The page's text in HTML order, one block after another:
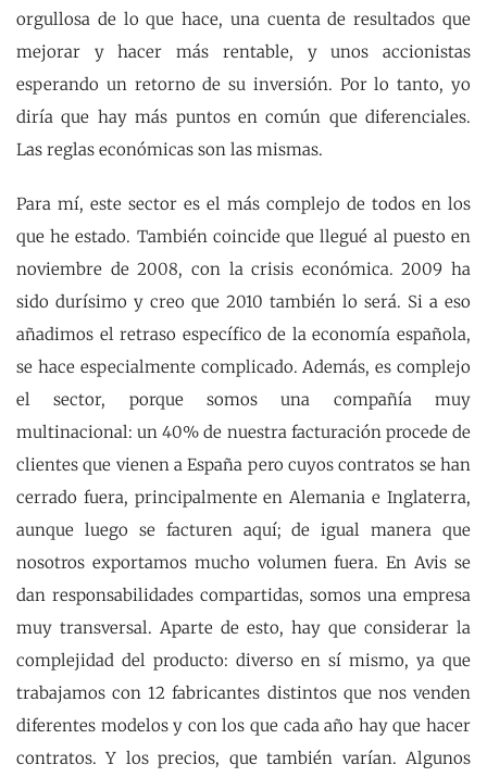
orgullosa de lo que hace, una cuenta de resultados que
mejorar y hacer más rentable, y unos accionistas
esperando un retorno de su inversión. Por lo tanto, yo
diría que hay más puntos en común que diferenciales.
Las reglas económicas son las mismas.
Para mí, este sector es el más complejo de todos en los
que he estado. También coincide que llegué al puesto en
noviembre de 2008, con la crisis económica. 2009 ha
sido durísimo y creo que 2010 también lo será. Si a eso
añadimos el retraso específico de la economía española,
se hace especialmente complicado. Además, es complejo
el sector, porque somos una compañía muy
multinacional: un 40% de nuestra facturación procede de
clientes que vienen a España pero cuyos contratos se han
cerrado fuera, principalmente en Alemania e Inglaterra,
aunque luego se facturen aquí; de igual manera que
nosotros exportamos mucho volumen fuera. En Avis se
dan responsabilidades compartidas, somos una empresa
muy transversal. Aparte de esto, hay que considerar la
complejidad del producto: diverso en sí mismo, ya que
trabajamos con 12 fabricantes distintos que nos venden
diferentes modelos y con los que cada año hay que hacer
contratos. Y los precios, que también varían. Algunos